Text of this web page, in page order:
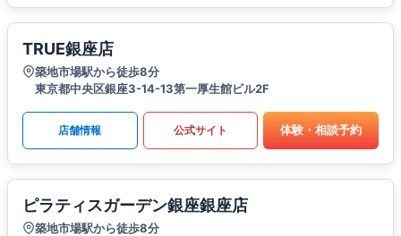
TRUE銀座店
築地市場駅から徒歩8分
東京都中央区銀座3-14-13第一厚生館ビル2F
店舗情報 公式サイト 体験・相談予約
ピラティスガーデン銀座銀座店
築地市場駅から徒歩8分